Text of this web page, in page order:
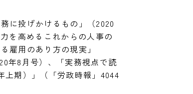
に投げかけるもの」（2020
を高めるこれからの人事の
雇用のあり方の現実」
年8月号）、「実務視点で読
上期）」（「労政時報」4044